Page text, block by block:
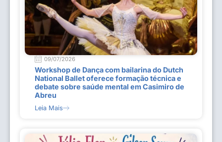
09/07/2026
Workshop de Dança com bailarina do Dutch
National Ballet oferece formação técnica e
debate sobre saúde mental em Casimiro de
Abreu
Leia Mais